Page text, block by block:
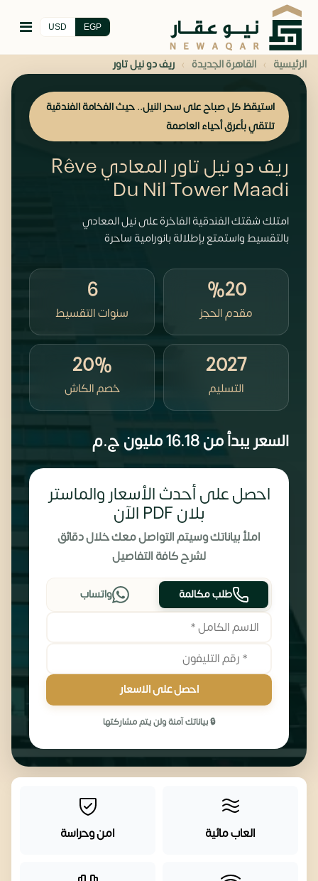
EGP
USD
الرئيسية › القاهرة الجديدة › ريف دو نيل تاور
استيقظ كل صباح على سحر النيل.. حيث الفخامة الفندقية
تلتقي بأعرق أحياء العاصمة
ريف دو نيل تاور المعادي Rêve
Du Nil Tower Maadi
امتلك شقتك الفندقية الفاخرة على نيل المعادي
بالتقسيط واستمتع بإطلالة بانورامية ساحرة
%20
مقدم الحجز
6
سنوات التقسيط
2027
التسليم
20%
خصم الكاش
السعر يبدأ من16.18 مليون ج.م
احصل على أحدث الأسعار والماستر
بلان PDF الآن
املأ بياناتك وسيتم التواصل معك خلال دقائق
لشرح كافة التفاصيل
طلب مكالمة واتساب
احصل على الاسعار
🔒 بياناتك آمنة ولن يتم مشاركتها
العاب مائية امن وحراسة